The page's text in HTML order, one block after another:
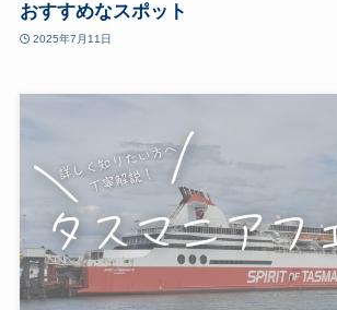
おすすめなスポット
2025年7月11日